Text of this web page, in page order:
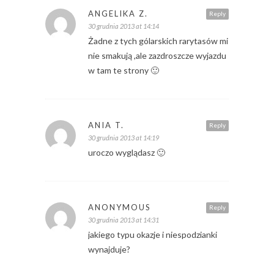
Reply
ANGELIKA Z.
30 grudnia 2013 at 14:14
Żadne z tych gólarskich rarytasów mi
nie smakują ,ale zazdroszcze wyjazdu
w tam te strony 🙂
Reply
ANIA T.
30 grudnia 2013 at 14:19
uroczo wyglądasz 🙂
Reply
ANONYMOUS
30 grudnia 2013 at 14:31
jakiego typu okazje i niespodzianki
wynajduje?